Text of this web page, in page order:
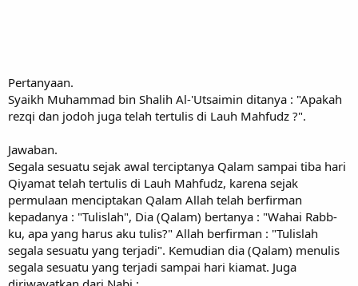
Pertanyaan.
Syaikh Muhammad bin Shalih Al-'Utsaimin ditanya : "Apakah
rezqi dan jodoh juga telah tertulis di Lauh Mahfudz ?".
Jawaban.
Segala sesuatu sejak awal terciptanya Qalam sampai tiba hari
Qiyamat telah tertulis di Lauh Mahfudz, karena sejak
permulaan menciptakan Qalam Allah telah berfirman
kepadanya : "Tulislah", Dia (Qalam) bertanya : "Wahai Rabb-
ku, apa yang harus aku tulis?" Allah berfirman : "Tulislah
segala sesuatu yang terjadi". Kemudian dia (Qalam) menulis
segala sesuatu yang terjadi sampai hari kiamat. Juga